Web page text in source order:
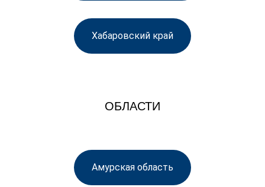
Хабаровский край
ОБЛАСТИ
Амурская область